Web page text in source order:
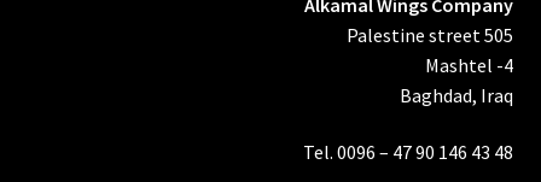
Palestine street 505
Mashtel -4
Baghdad, Iraq
Tel. 0096 – 47 90 146 43 48